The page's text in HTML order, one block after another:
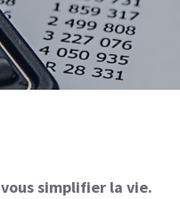
simplifier la vie.